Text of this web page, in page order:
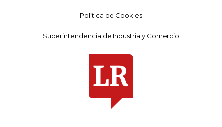
Política de Cookies
Superintendencia de Industria y Comercio